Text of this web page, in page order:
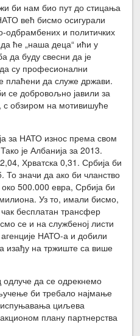
би нам био пут до стицања
већ бисмо осигурали
одбрамбених и политичких
ће „наша деца“ ићи у
да буду свесни да је
су професионални
плаћени да служе држави.
се добровољно јавили за
с обзиром на мотивишуће
за НАТО износ према свом
је Албанија за 2013.
Хрватска 0,31. Србија би
То значи да ако би чланство
500.000 евра, Србија би
Уз то, имали бисмо,
бесплатан трансфер
се и на службеној листи
НАТО-а и добили
изађу на тржиште са више
да се одрекнемо
би требало најмање
испуњавања циљева
плану партнерства